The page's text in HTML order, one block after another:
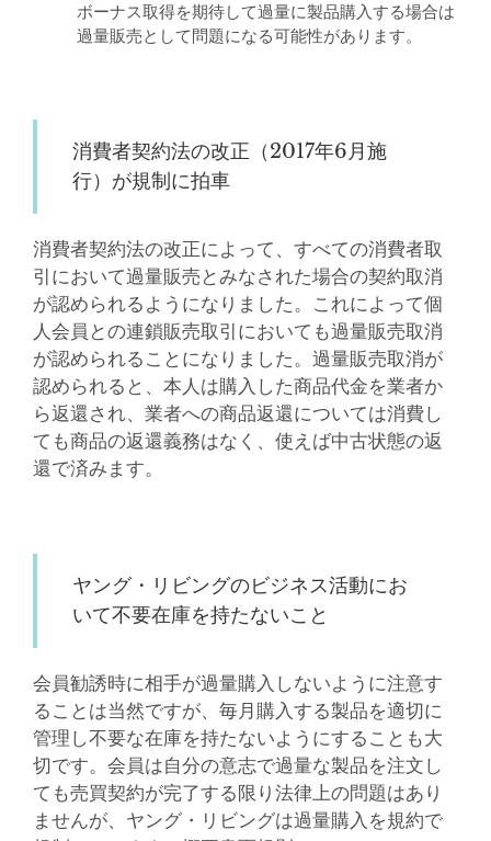
ボーナス取得を期待して過量に製品購入する場合は
過量販売として問題になる可能性があります。
消費者契約法の改正（2017年6月施
行）が規制に拍車
消費者契約法の改正によって、すべての消費者取
引において過量販売とみなされた場合の契約取消
が認められるようになりました。これによって個
人会員との連鎖販売取引においても過量販売取消
が認められることになりました。過量販売取消が
認められると、本人は購入した商品代金を業者か
ら返還され、業者への商品返還については消費し
ても商品の返還義務はなく、使えば中古状態の返
還で済みます。
ヤング・リビングのビジネス活動にお
いて不要在庫を持たないこと
会員勧誘時に相手が過量購入しないように注意す
ることは当然ですが、毎月購入する製品を適切に
管理し不要な在庫を持たないようにすることも大
切です。会員は自分の意志で過量な製品を注文し
ても売買契約が完了する限り法律上の問題はあり
ませんが、ヤング・リビングは過量購入を規約で